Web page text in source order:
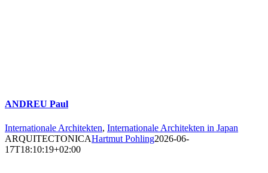
ANDREU Paul
Internationale Architekten, Internationale Architekten in Japan
ARQUITECTONICAHartmut Pohling2026-06-
17T18:10:19+02:00